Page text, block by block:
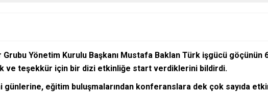
Yönetim Kurulu Başkanı Mustafa Baklan Türk işgücü göçünün
ve teşekkür için bir dizi etkinliğe start verdiklerini bildirdi.
eğitim buluşmalarından konferanslara dek çok sayıda